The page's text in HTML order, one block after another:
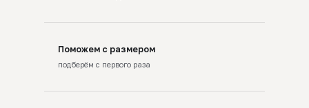
Поможем с размером
подберём с первого раза